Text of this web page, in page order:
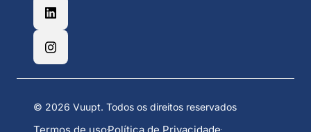
© 2026 Vuupt. Todos os direitos reservados